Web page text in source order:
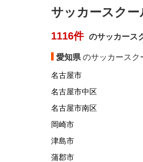
サッカースク
1116件 のサッカース
愛知県 のサッカースク
名古屋市
名古屋市中区
名古屋市南区
岡崎市
津島市
蒲郡市